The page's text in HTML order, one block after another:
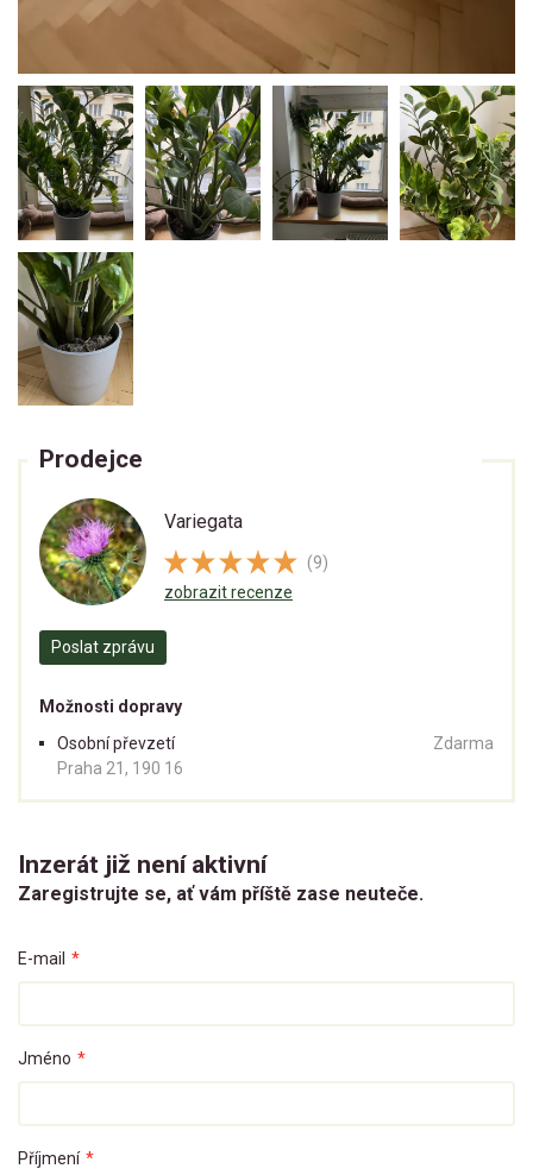
Prodejce
Variegata
(9)
zobrazit recenze
Poslat zprávu
Možnosti dopravy
Osobní převzetí
Praha 21, 190 16
Zdarma
Inzerát již není aktivní
Zaregistrujte se, ať vám příště zase neuteče.
E-mail *
Jméno *
Příjmení *